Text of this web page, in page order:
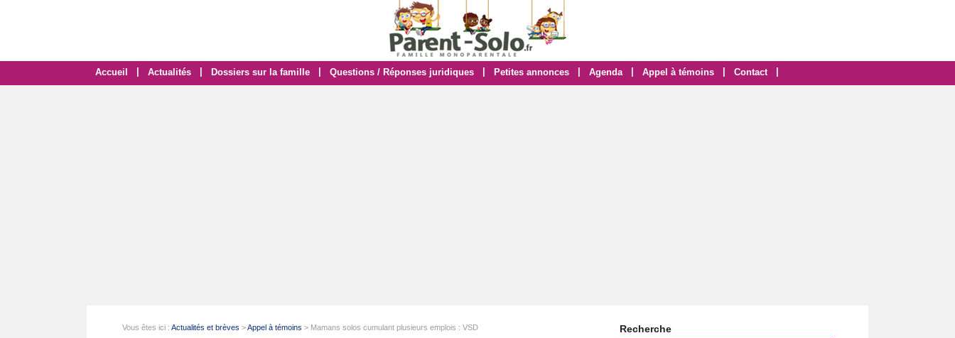
Accueil Actualités Dossiers sur la famille Questions / Réponses juridiques Petites annonces Agenda Appel à témoins Contact
Vous êtes ici : Actualités et brèves >Appel à témoins > Mamans solos cumulant plusieurs emplois : VSD Recherche